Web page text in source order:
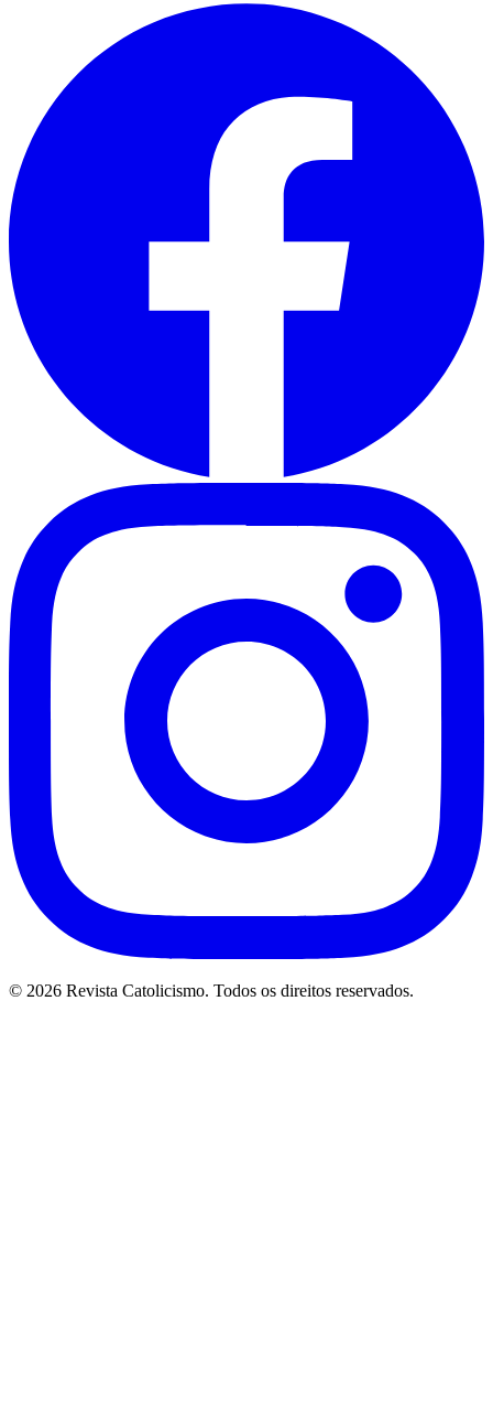
© 2026 Revista Catolicismo. Todos os direitos reservados.